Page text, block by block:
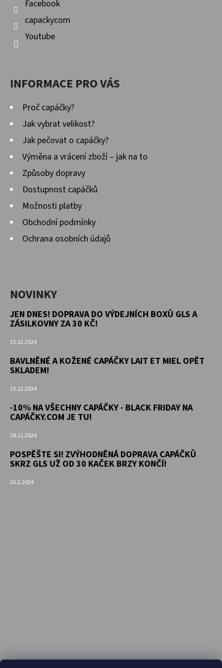
Facebook
capackycom
Youtube
INFORMACE PRO VÁS
Proč capáčky?
Jak vybrat velikost?
Jak pečovat o capáčky?
Výměna a vrácení zboží – jak na to
Způsoby dopravy
Dostupnost capáčků
Možnosti platby
Obchodní podmínky
Ochrana osobních údajů
NOVINKY
JEN DNES! DOPRAVA DO VÝDEJNÍCH BOXŮ GLS A
ZÁSILKOVNY ZA 30 KČ!
15.12.2024
BAVLNĚNÉ A KOŽENÉ CAPÁČKY LAIT ET MIEL OPĚT
SKLADEM!
15.12.2024
-10% NA VŠECHNY CAPÁČKY - BLACK FRIDAY NA
CAPÁČKY.COM JE TU!
28.11.2024
POSPĚŠTE SI! ZVÝHODNĚNÁ DOPRAVA CAPÁČKŮ
SKRZ GLS UŽ OD 30 KAČEK BRZY KONČÍ!
26.2.2024